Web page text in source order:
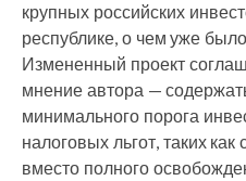
крупных российских
республике, о чем уже
Измененный проект
мнение автора —
минимального порога
налоговых льгот, таких
вместо полного